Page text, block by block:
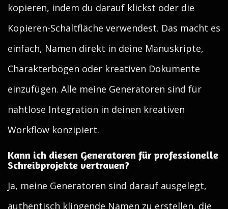
kopieren, indem du darauf klickst oder die
Kopieren-Schaltfläche verwendest. Das macht es
einfach, Namen direkt in deine Manuskripte,
Charakterbögen oder kreativen Dokumente
einzufügen. Alle meine Generatoren sind für
nahtlose Integration in deinen kreativen
Workflow konzipiert.
Kann ich diesen Generatoren für professionelle
Schreibprojekte vertrauen?
Ja, meine Generatoren sind darauf ausgelegt,
authentisch klingende Namen zu erstellen, die